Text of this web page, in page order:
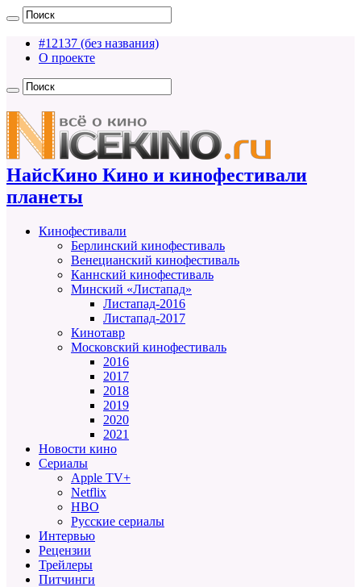
#12137 (без названия)
О проекте
НайсКино Кино и кинофестивали
планеты
Кинофестивали
Берлинский кинофестиваль
Венецианский кинофестиваль
Каннский кинофестиваль
Минский «Листапад»
Листапад-2016
Листапад-2017
Кинотавр
Московский кинофестиваль
2016
2017
2018
2019
2020
2021
Новости кино
Сериалы
Apple TV+
Netflix
HBO
Русские сериалы
Интервью
Рецензии
Трейлеры
Питчинги